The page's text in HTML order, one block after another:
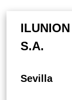
S.A.
Sevilla